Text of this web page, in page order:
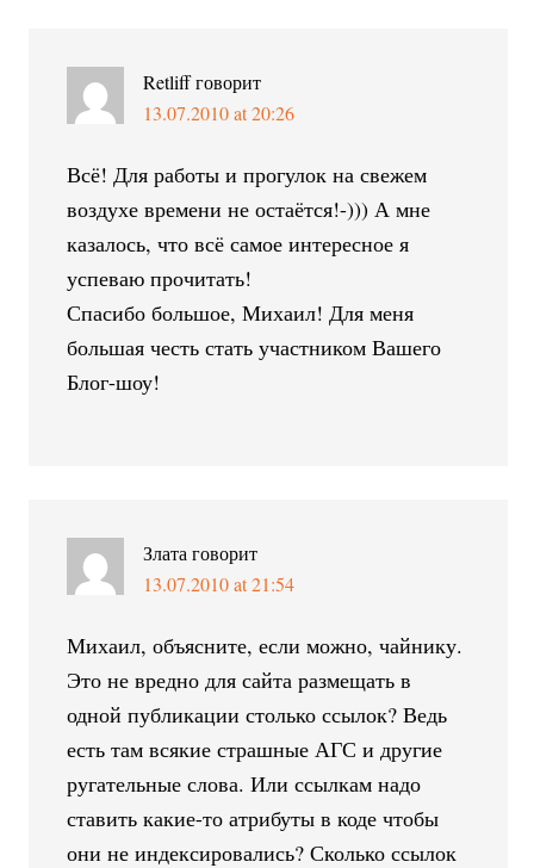
Retliffговорит
13.07.2010 at 20:26
Всё! Для работы и прогулок на свежем
воздухе времени не остаётся!-))) А мне
казалось, что всё самое интересное я
успеваю прочитать!
Спасибо большое, Михаил! Для меня
большая честь стать участником Вашего
Блог-шоу!
Злата говорит
13.07.2010 at 21:54
Михаил, объясните, если можно, чайнику.
Это не вредно для сайта размещать в
одной публикации столько ссылок? Ведь
есть там всякие страшные АГС и другие
ругательные слова. Или ссылкам надо
ставить какие-то атрибуты в коде чтобы
они не индексировались? Сколько ссылок